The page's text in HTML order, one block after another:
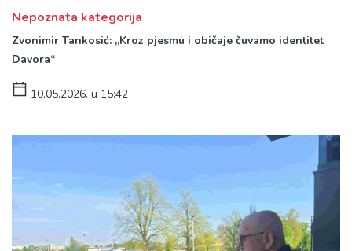
Nepoznata kategorija
Zvonimir Tankosić: „Kroz pjesmu i običaje čuvamo identitet
Davora“
10.05.2026. u 15:42